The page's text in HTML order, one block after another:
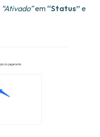
“Ativado”em “Status” e